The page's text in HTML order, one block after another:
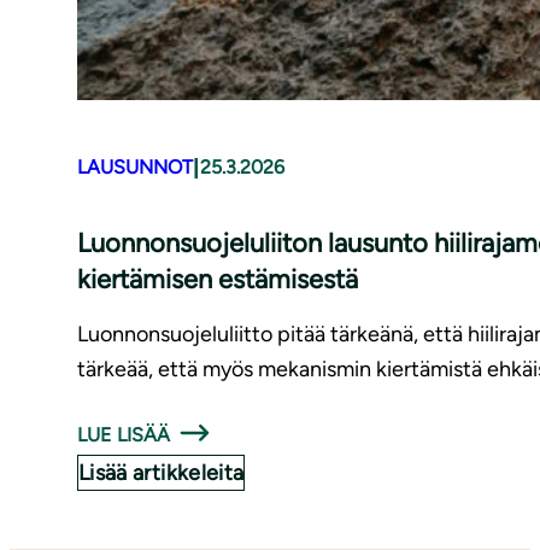
LAUSUNNOT|25.3.2026
Luonnonsuojeluliiton lausunto
kiertämisen estämisestä
Luonnonsuojeluliitto pitää tärkeänä, että
tärkeää, että myös mekanismin kiertämistä
LUE LISÄÄ
Lisää artikkeleita